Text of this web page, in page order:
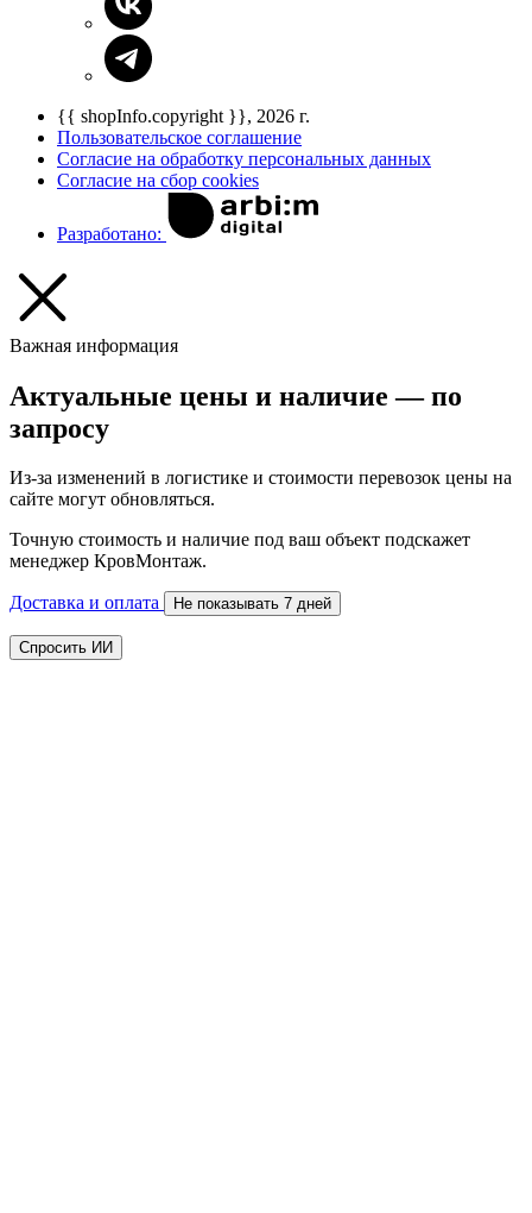
{{ shopInfo.copyright }}, 2026 г.
Пользовательское соглашение
Согласие на обработку персональных данных
Согласие на сбор cookies
Разработано:
Важная информация
Актуальные цены и наличие — по
запросу
Из-за изменений в логистике и стоимости перевозок цены на
сайте могут обновляться.
Точную стоимость и наличие под ваш объект подскажет
менеджер КровМонтаж.
Доставка и оплата Не показывать 7 дней
Спросить ИИ